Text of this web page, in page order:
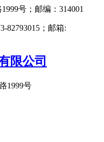
号；邮编：314001
82793015；邮箱:
1999号